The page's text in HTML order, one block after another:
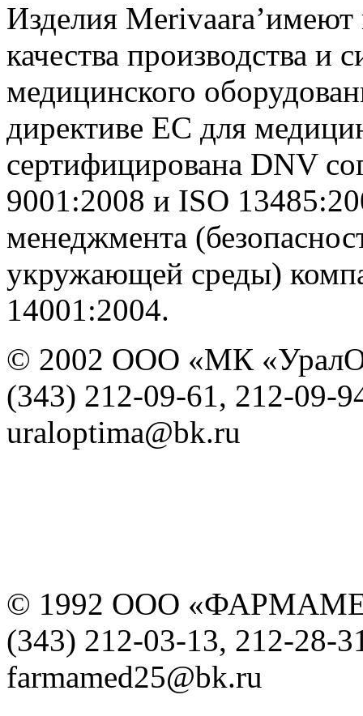
Изделия
качества производства и
медицинского
директиве ЕС для
сертифицирована DNV
9001:2008 и ISO
менеджмента
укружающей среды)
14001:2004.
© 2002 ООО «МК
(343) 212-09-61, 212-09-
uraloptima@bk.ru
© 1992 ООО
(343) 212-03-13, 212-28-
farmamed25@bk.ru